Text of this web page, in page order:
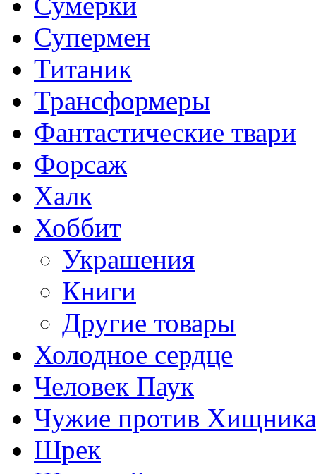
Супермен
Титаник
Трансформеры
Фантастические твари
Форсаж
Халк
Хоббит
Украшения
Книги
Другие товары
Холодное сердце
Человек Паук
Чужие против Хищника
Шрек